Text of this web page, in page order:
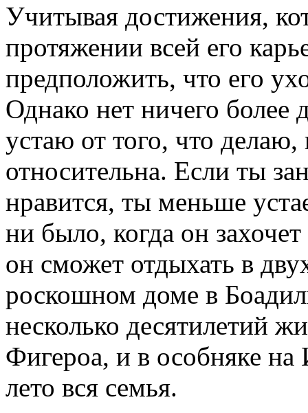
Учитывая достижения,
протяжении всей его
предположить, что его
Однако нет ничего более
устаю от того, что делаю,
относительна. Если ты
нравится, ты меньше
ни было, когда он
он сможет отдыхать в
роскошном доме в
несколько десятилетий
Фигероа, и в особняке
лето вся семья.